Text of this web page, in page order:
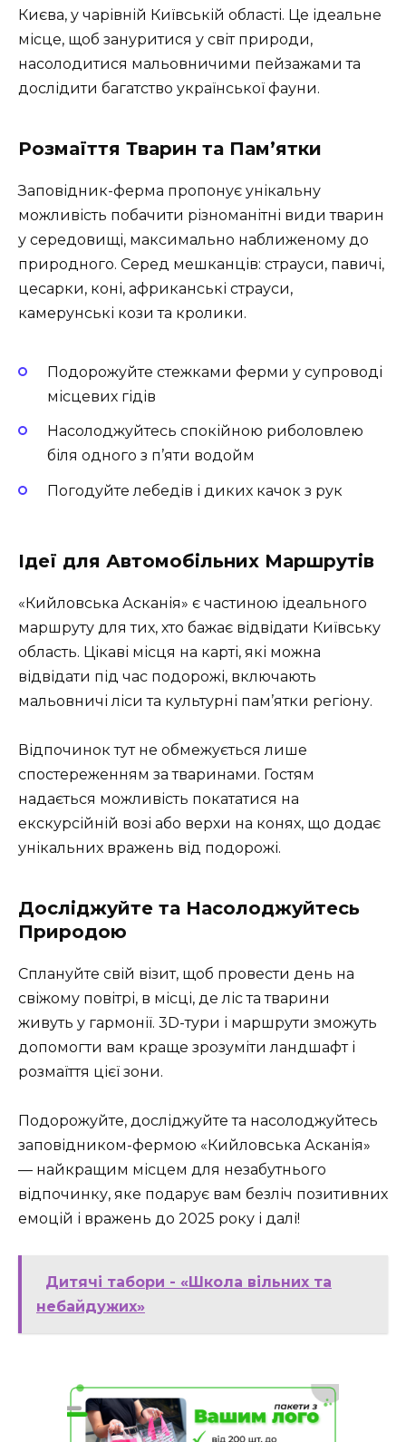
Києва, у чарівній Київській області. Це ідеальне
місце, щоб зануритися у світ природи,
насолодитися мальовничими пейзажами та
дослідити багатство української фауни.
Розмаїття Тварин та Пам’ятки
Заповідник-ферма пропонує унікальну
можливість побачити різноманітні види тварин
у середовищі, максимально наближеному до
природного. Серед мешканців: страуси, павичі,
цесарки, коні, африканські страуси,
камерунські кози та кролики.
Подорожуйте стежками ферми у супроводі
місцевих гідів
Насолоджуйтесь спокійною риболовлею
біля одного з п’яти водойм
Погодуйте лебедів і диких качок з рук
Ідеї для Автомобільних Маршрутів
«Кийловська Асканія» є частиною ідеального
маршруту для тих, хто бажає відвідати Київську
область. Цікаві місця на карті, які можна
відвідати під час подорожі, включають
мальовничі ліси та культурні пам’ятки регіону.
Відпочинок тут не обмежується лише
спостереженням за тваринами. Гостям
надається можливість покататися на
екскурсійній возі або верхи на конях, що додає
унікальних вражень від подорожі.
Досліджуйте та Насолоджуйтесь
Природою
Сплануйте свій візит, щоб провести день на
свіжому повітрі, в місці, де ліс та тварини
живуть у гармонії. 3D-тури і маршрути зможуть
допомогти вам краще зрозуміти ландшафт і
розмаїття цієї зони.
Подорожуйте, досліджуйте та насолоджуйтесь
заповідником-фермою «Кийловська Асканія»
— найкращим місцем для незабутнього
відпочинку, яке подарує вам безліч позитивних
емоцій і вражень до 2025 року і далі!
Дитячі табори - «Школа вільних та
небайдужих»